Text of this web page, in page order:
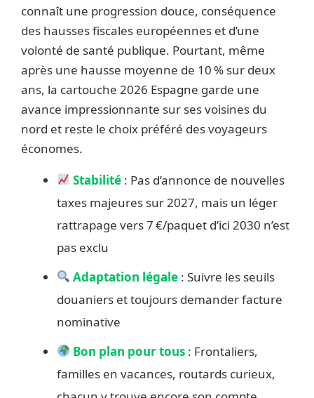
connaît une progression douce, conséquence
des hausses fiscales européennes et d’une
volonté de santé publique. Pourtant, même
après une hausse moyenne de 10 % sur deux
ans, la cartouche 2026 Espagne garde une
avance impressionnante sur ses voisines du
nord et reste le choix préféré des voyageurs
économes.
Stabilité : Pas d’annonce de nouvelles
taxes majeures sur 2027, mais un léger
rattrapage vers 7 €/paquet d’ici 2030 n’est
pas exclu
Adaptation légale : Suivre les seuils
douaniers et toujours demander facture
nominative
Bon plan pour tous : Frontaliers,
familles en vacances, routards curieux,